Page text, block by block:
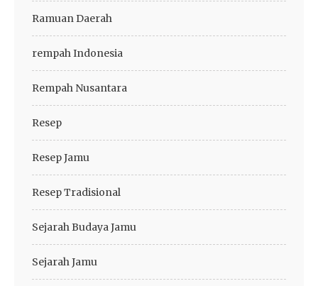
Ramuan Daerah
rempah Indonesia
Rempah Nusantara
Resep
Resep Jamu
Resep Tradisional
Sejarah Budaya Jamu
Sejarah Jamu